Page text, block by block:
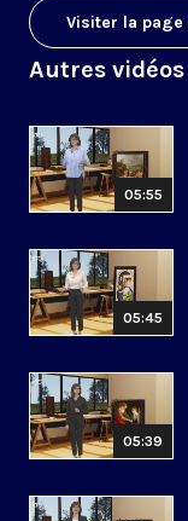
Visiter la
Autres
05:55
05:45
05:39